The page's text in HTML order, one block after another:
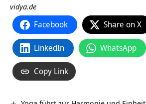
vidya.de
Facebook Share on X
LinkedIn WhatsApp
Copy Link